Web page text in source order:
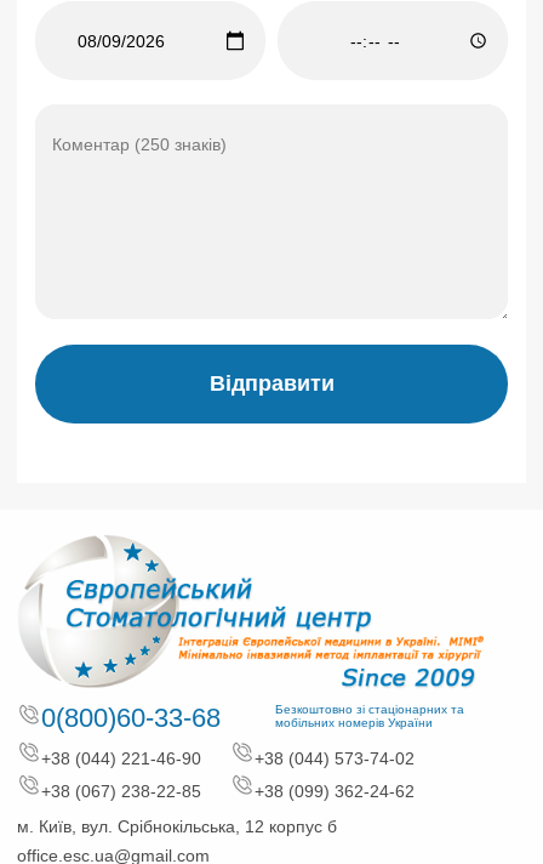
Відправити
0(800)60-33-68
Безкоштовно зі стаціонарних та
мобільних номерів України
+38 (044) 221-46-90
+38 (044) 573-74-02
+38 (067) 238-22-85
+38 (099) 362-24-62
м. Київ, вул. Срібнокільська, 12 корпус б
office.esc.ua@gmail.com